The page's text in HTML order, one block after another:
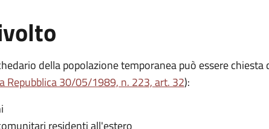
della popolazione temporanea può essere chiesta
Repubblica 30/05/1989, n. 223, art. 32):
residenti all'estero